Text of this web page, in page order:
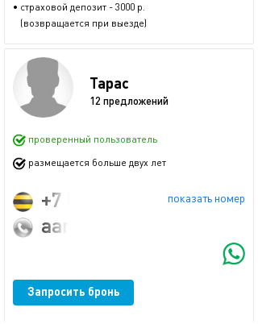
• страховой депозит - 3000 р.
(возвращается при выезде)
Тарас
12 предложений
проверенный пользователь
размещается больше двух лет
показать номер
+7 (905) 513-94-40
aaromatov@yandex.ru
Запросить бронь